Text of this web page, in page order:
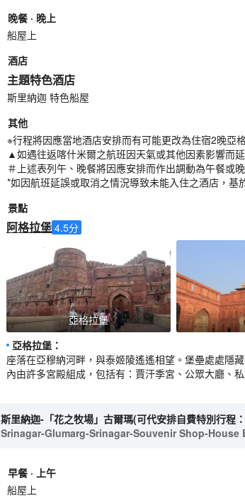
晚餐 · 晚上
船屋上
酒店
主題特色酒店
斯里納迦 特色船屋
其他
※行程將因應當地酒店安排而有可能更改為住宿2晚亞
▲如遇往返喀什米爾之航班因天氣或其他因素影響而
＃上述表列午、晚餐將因應安排而作出調動為午餐或
*如因航班延誤或取消之情況導致未能入住之酒店，
景點
阿格拉堡 4.5分
亞格拉堡
亞格拉堡 ：
座落在亞穆納河畔，與泰姬陵遙遙相望。堡壘處處隱
內由許多宮殿組成，包括有：賈汗季宮、公眾大廳、
斯里納迦-「花之牧場」古爾瑪(可代安排自費特別行程
Srinagar-Glumarg-Srinagar-Souvenir Shop-House
早餐 · 上午
船屋上